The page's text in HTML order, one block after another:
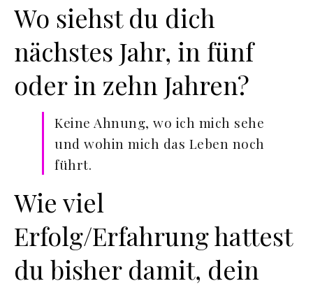
Wo siehst du dich
nächstes Jahr, in fünf
oder in zehn Jahren?
Keine Ahnung, wo ich mich sehe
und wohin mich das Leben noch
führt.
Wie viel
Erfolg/Erfahrung hattest
du bisher damit, dein